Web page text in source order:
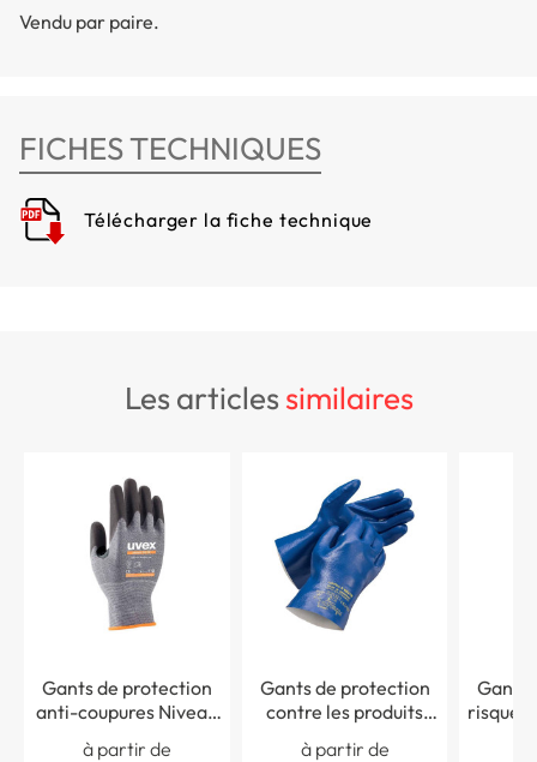
Vendu par paire.
FICHES TECHNIQUES
Télécharger la fiche technique
les articlessimilaires
Gants de protection
anti-coupures Niveau
D Uvex athletic D5 XP
à partir de
Gants de protection
contre les produits
chimiques
à partir de
Gants
risques